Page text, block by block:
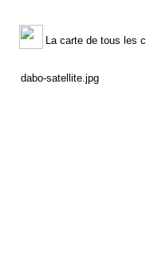
La carte de tous les